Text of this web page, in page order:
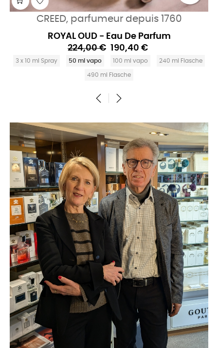
CREED, parfumeur depuis 1760
ROYAL OUD - Eau De Parfum
224,00 € 190,40 €
3 x 10 ml Spray 50 ml vapo 100 ml vapo 240 ml Flasche
490 ml Flasche